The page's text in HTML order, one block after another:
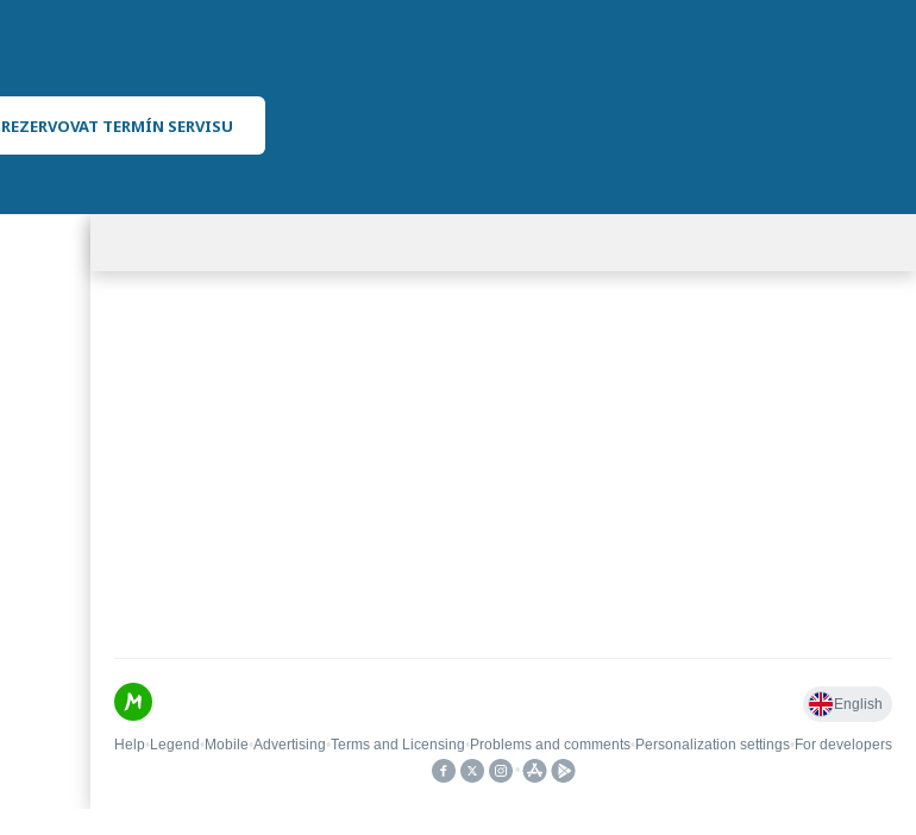
REZERVOVAT TERMÍN SERVISU